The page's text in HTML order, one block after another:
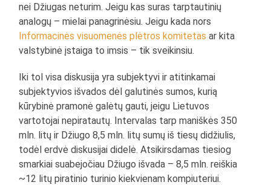
nei Džiugas neturim. Jeigu kas suras tarptautinių
analogų – mielai panagrinėsiu. Jeigu kada nors
Informacinės visuomenės plėtros komitetas ar kita
valstybinė įstaiga to imsis – tik sveikinsiu.
Iki tol visa diskusija yra subjektyvi ir atitinkamai
subjektyvios išvados dėl galutinės sumos, kurią
kūrybinė pramonė galėtų gauti, jeigu Lietuvos
vartotojai nepiratautų. Intervalas tarp maniškės 350
mln. litų ir Džiugo 8,5 mln. litų sumų iš tiesų didžiulis,
todėl erdvė diskusijai didelė. Atsikirsdamas tiesiog
smarkiai suabejočiau Džiugo išvada – 8,5 mln. reiškia
~12 litų piratinio turinio kiekvienam kompiuteriui.